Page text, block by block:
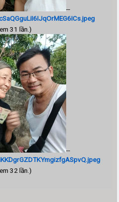
--
31 lần.)
--
32 lần.)